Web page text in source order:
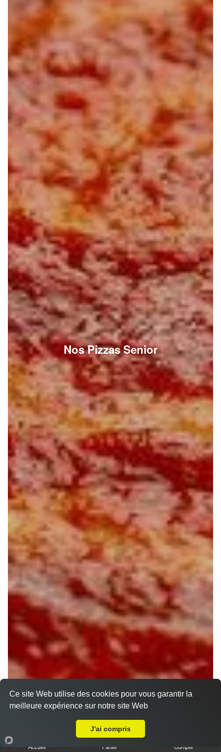
Nos Pizzas Senior
Accueil Panier Compte
Ce site Web utilise des cookies pour vous garantir la
meilleure expérience sur notre site Web
J'ai compris